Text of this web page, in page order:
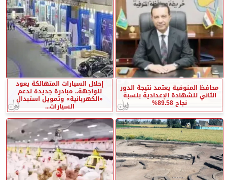
محافظ المنوفية يعتمد نتيجة الدور
الثاني للشهادة الإعدادية بنسبة
نجاح 89.58%
إحلال السيارات المتهالكة يعود
للواجهة.. مبادرة جديدة لدعم
«الكهربائية» وتمويل استبدال
السيارات...